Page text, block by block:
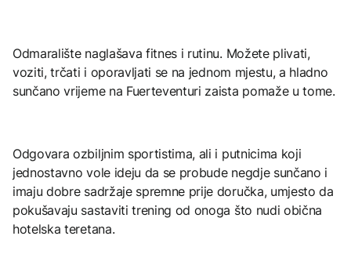
Odmaralište naglašava fitnes i rutinu. Možete plivati,
voziti, trčati i oporavljati se na jednom mjestu, a hladno
sunčano vrijeme na Fuerteventuri zaista pomaže u tome.
Odgovara ozbiljnim sportistima, ali i putnicima koji
jednostavno vole ideju da se probude negdje sunčano i
imaju dobre sadržaje spremne prije doručka, umjesto da
pokušavaju sastaviti trening od onoga što nudi obična
hotelska teretana.